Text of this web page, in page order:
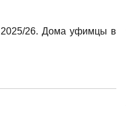
2025/26. Дома уфимцы в